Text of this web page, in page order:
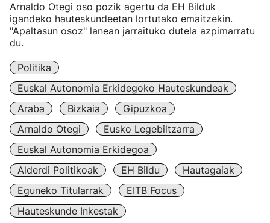
Arnaldo Otegi oso pozik agertu da EH Bilduk
igandeko hauteskundeetan lortutako emaitzekin.
"Apaltasun osoz" lanean jarraituko dutela azpimarratu
du.
Politika
Euskal Autonomia Erkidegoko Hauteskundeak
Araba
Bizkaia
Gipuzkoa
Arnaldo Otegi
Eusko Legebiltzarra
Euskal Autonomia Erkidegoa
Alderdi Politikoak
EH Bildu
Hautagaiak
Eguneko Titularrak
EITB Focus
Hauteskunde Inkestak